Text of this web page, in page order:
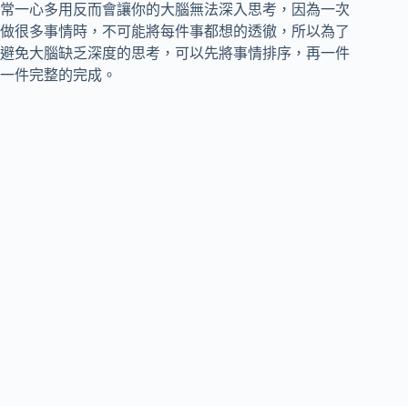
常一心多用反而會讓你的大腦無法深入思考，因為一次
做很多事情時，不可能將每件事都想的透徹，所以為了
避免大腦缺乏深度的思考，可以先將事情排序，再一件
一件完整的完成。